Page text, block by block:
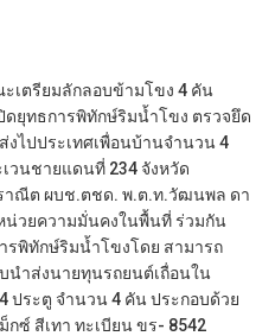
เตรียมลักลอบข้ามโขง 4 คัน
ดยุทธการพิทักษ์ริมน้ำโขง ตรวจยึด
ไปประเทศเพื่อนบ้านจำนวน 4
วนชายแดนที่ 234 จังหวัด
าณีต ผบช.ตชด. พ.ต.ท.วัฒนพล ดา
น่วยความมั่นคงในพื้นที่ ร่วมกัน
พิทักษ์ริมน้ำโขงโดย สามารถ
นำส่งนายทุนรถยนต์เถื่อนใน
ประตู จำนวน 4 คัน ประกอบด้วย
ซ์ สีเทา ทะเบียน ขร- 8542